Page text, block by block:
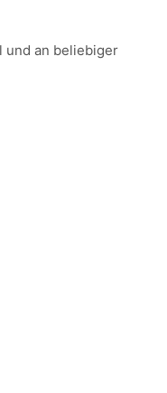
und an beliebiger